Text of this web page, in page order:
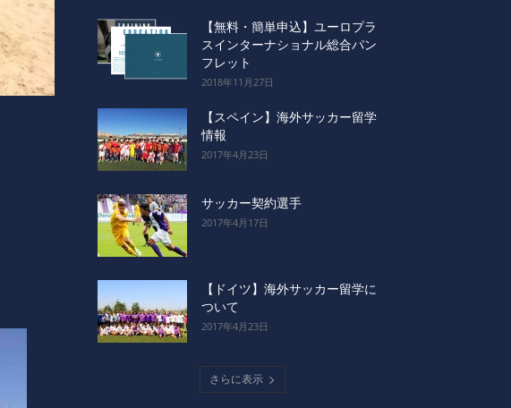
【無料・簡単申込】ユーロプラ
スインターナショナル総合パン
フレット
2018年11月27日
【スペイン】海外サッカー留学
情報
2017年4月23日
サッカー契約選手
2017年4月17日
【ドイツ】海外サッカー留学に
ついて
2017年4月23日
さらに表示